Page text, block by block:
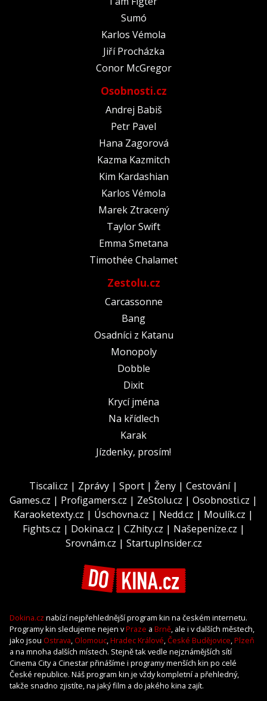
Sumó
Karlos Vémola
Jiří Procházka
Conor McGregor
Osobnosti.cz
Andrej Babiš
Petr Pavel
Hana Zagorová
Kazma Kazmitch
Kim Kardashian
Karlos Vémola
Marek Ztracený
Taylor Swift
Emma Smetana
Timothée Chalamet
Zestolu.cz
Carcassonne
Bang
Osadníci z Katanu
Monopoly
Dobble
Dixit
Krycí jména
Na křídlech
Karak
Jízdenky, prosím!
Tiscali.cz | Zprávy | Sport | Ženy | Cestování|
Games.cz | Profigamers.cz | ZeStolu.cz | Osobnosti.cz |
Karaoketexty.cz | Úschovna.cz | Nedd.cz | Moulík.cz |
Fights.cz | Dokina.cz | CZhity.cz | Našepeníze.cz |
Srovnám.cz | StartupInsider.cz
Dokina.cz nabízí nejpřehlednější program kin na českém internetu.
Programy kin sledujeme nejen vPraze a Brně, ale i v dalších městech,
jako jsou Ostrava, Olomouc,Hradec Králové,České Budějovice,Plzeň
a na mnoha dalších místech. Stejně tak vedle nejznámějších sítí
Cinema City a Cinestar přinášíme i programy menších kin po celé
České republice. Náš program kin je vždy kompletní a přehledný,
takže snadno zjistíte, na jaký film a do jakého kina zajít.